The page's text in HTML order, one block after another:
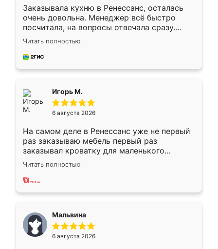
Заказывала кухню в Ренессанс, осталась
очень довольна. Менеджер всё быстро
посчитала, на вопросы отвечала сразу.
Замерщик приехал в субботу, подошёл к
делу со всей ответственностью. Собрали
за день, ребята работали аккуратно, даже
Читать полностью
Игорь М.
6 августа 2026
На самом деле в Ренессанс уже не первый
раз заказываю мебель первый раз
заказывал кроватку для маленького
ребёнка при его рождении ,во второй раз
заказал шкаф-купе. По качеству очень
хорошее сборка достаточно быстрая,
меньше, здесь же он более разнообразный.
Мне нравится ,если что-то потребуется из
мебели буду заказывать только здесь.
Читать полностью
Мальвина
6 августа 2026